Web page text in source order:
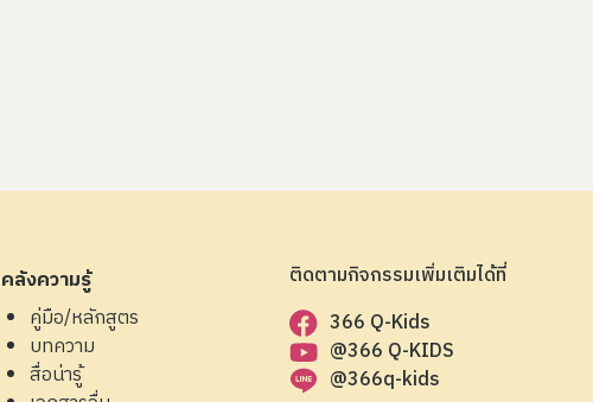
คลังความรู้
คู่มือ/หลักสูตร
บทความ
สื่อน่ารู้
ติดตามกิจกรรมเพิ่มเติมได้ที่
366 Q-Kids
@366 Q-KIDS
@366q-kids